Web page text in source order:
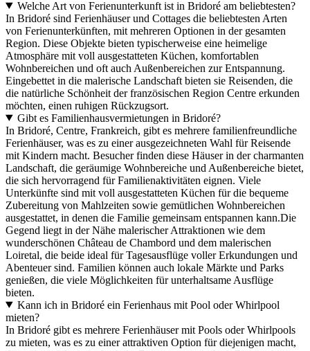
Welche Art von Ferienunterkunft ist in Bridoré am beliebtesten?
In Bridoré sind Ferienhäuser und Cottages die beliebtesten Arten
von Ferienunterkünften, mit mehreren Optionen in der gesamten
Region. Diese Objekte bieten typischerweise eine heimelige
Atmosphäre mit voll ausgestatteten Küchen, komfortablen
Wohnbereichen und oft auch Außenbereichen zur Entspannung.
Eingebettet in die malerische Landschaft bieten sie Reisenden, die
die natürliche Schönheit der französischen Region Centre erkunden
möchten, einen ruhigen Rückzugsort.
Gibt es Familienhausvermietungen in Bridoré?
In Bridoré, Centre, Frankreich, gibt es mehrere familienfreundliche
Ferienhäuser, was es zu einer ausgezeichneten Wahl für Reisende
mit Kindern macht. Besucher finden diese Häuser in der charmanten
Landschaft, die geräumige Wohnbereiche und Außenbereiche bietet,
die sich hervorragend für Familienaktivitäten eignen. Viele
Unterkünfte sind mit voll ausgestatteten Küchen für die bequeme
Zubereitung von Mahlzeiten sowie gemütlichen Wohnbereichen
ausgestattet, in denen die Familie gemeinsam entspannen kann.Die
Gegend liegt in der Nähe malerischer Attraktionen wie dem
wunderschönen Château de Chambord und dem malerischen
Loiretal, die beide ideal für Tagesausflüge voller Erkundungen und
Abenteuer sind. Familien können auch lokale Märkte und Parks
genießen, die viele Möglichkeiten für unterhaltsame Ausflüge
bieten.
Kann ich in Bridoré ein Ferienhaus mit Pool oder Whirlpool
mieten?
In Bridoré gibt es mehrere Ferienhäuser mit Pools oder Whirlpools
zu mieten, was es zu einer attraktiven Option für diejenigen macht,